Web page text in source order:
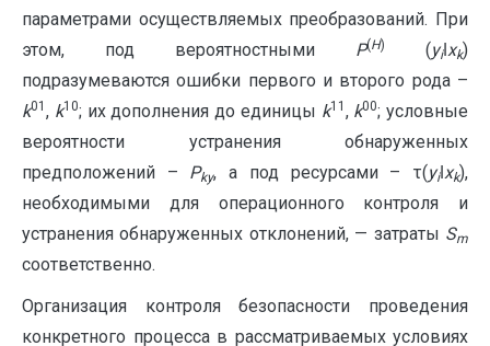
параметрами осуществляемых преобразований. При
этом, под вероятностными P(H) (yiǀxk)
подразумеваются ошибки первого и второго рода –
k01 , k10; их дополнения до единицы k11 , k00; условные
вероятности устранения обнаруженных
предположений – Pky, а под ресурсами – τ(yiǀxk),
необходимыми для операционного контроля и
устранения обнаруженных отклонений, — затраты Sm
соответственно.
Организация контроля безопасности проведения
конкретного процесса в рассматриваемых условиях